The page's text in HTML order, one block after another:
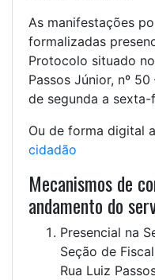
As manifestações
formalizadas
Protocolo situado
Passos Júnior, nº
de segunda a
Ou de forma digital
cidadão
Mecanismos de
andamento do
Presencial na
Seção de
Rua Luiz